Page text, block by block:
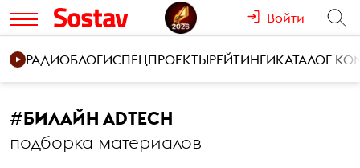
Войти
РАДИОБЛОГИСПЕЦПРОЕКТЫРЕЙТИНГИКАТАЛОГ
#БИЛАЙН ADTECH
подборка материалов